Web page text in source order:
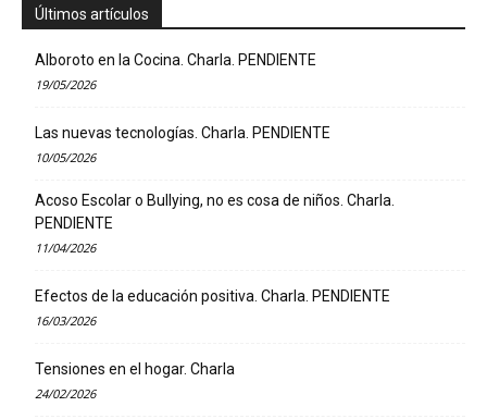
Últimos artículos
Alboroto en la Cocina. Charla. PENDIENTE
19/05/2026
Las nuevas tecnologías. Charla. PENDIENTE
10/05/2026
Acoso Escolar o Bullying, no es cosa de niños. Charla.
PENDIENTE
11/04/2026
Efectos de la educación positiva. Charla. PENDIENTE
16/03/2026
Tensiones en el hogar. Charla
24/02/2026